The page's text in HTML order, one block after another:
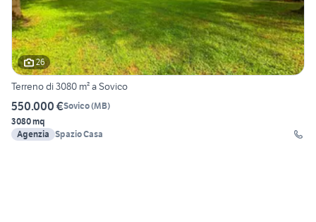
26
Terreno di 3080 m² a Sovico
550.000 €Sovico(MB)
3080 mq
Agenzia Spazio Casa